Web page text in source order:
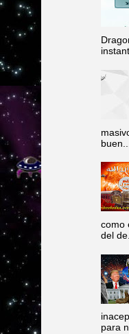
buen...
como
del
para